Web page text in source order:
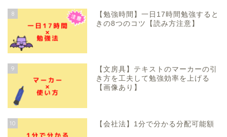
8
【勉強時間】一日17時間勉強すると
きの8つのコツ【読み方注意】
9
【文房具】テキストのマーカーの引
き方を工夫して勉強効率を上げる
【画像あり】
10 【会社法】1分で分かる分配可能額
ホーム